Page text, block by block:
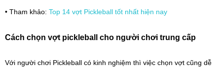
• Tham khảo: Top 14 vợt Pickleball tốt nhất hiện nay
Cách chọn vợt pickleball cho người chơi trung cấp
Với người chơi Pickleball có kinh nghiệm thì việc chọn vợt cũng dễ